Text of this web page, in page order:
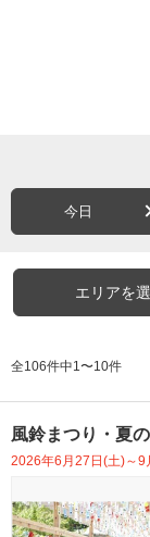
今日
エリアを
全106件中1〜10件
風鈴まつり・夏
2026年6月27日(土)～9